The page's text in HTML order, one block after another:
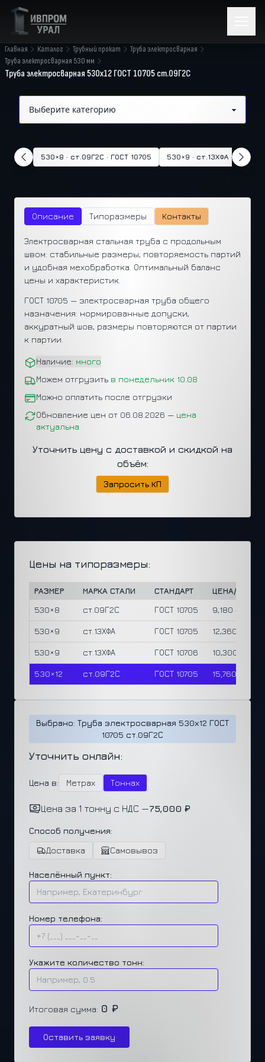
Главная Каталог Трубный прокат
Труба электросварная
Труба электросварная 530 мм
Труба электросварная 530х12 ГОСТ 10705 ст.09Г2С
530×8 · ст.09Г2С · ГОСТ 10705 530×9 · ст.13ХФА · ГОСТ
Описание Типоразмеры Контакты
Электросварная стальная труба с продольным
швом: стабильные размеры, повторяемость партий
и удобная мехобработка. Оптимальный баланс
цены и характеристик.
ГОСТ 10705 — электросварная труба общего
назначения: нормированные допуски,
аккуратный шов, размеры повторяются от партии
к партии.
Наличие: много
Можем отгрузить в понедельник 10.08
Можно оплатить после отгрузки
Обновление цен от 06.08.2026 — цена
актуальна
Уточнить цену с доставкой и скидкой на
объём:
Запросить КП
Цены на типоразмеры:
РАЗМЕР МАРКА СТАЛИ СТАНДАРТ ЦЕНА/М
530×8
ст.09Г2С ГОСТ 10705 9,180 ₽
530×9 ст.13ХФА ГОСТ 10705 12,360 ₽
530×9 ст.13ХФА ГОСТ 10706 10,300 ₽
530×12 ст.09Г2С ГОСТ 10705 15,760 ₽
Выбрано: Труба электросварная 530х12 ГОСТ
10705 ст.09Г2С
Уточнить онлайн:
Цена в: Метрах Тоннах
Цена за 1 тонну с НДС —75,000 ₽
Способ получения:
Доставка
Самовывоз
Населённый пункт:
Номер телефона:
Укажите количество тонн:
Итоговая сумма: 0 ₽
Оставить заявку